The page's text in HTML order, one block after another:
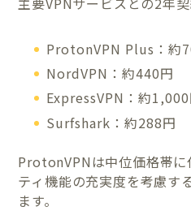
ProtonVPN Plus：約
NordVPN：約440円
ExpressVPN：約
Surfshark：約288円
ProtonVPNは中位価格帯に
ティ機能の充実度を考慮す
ます。